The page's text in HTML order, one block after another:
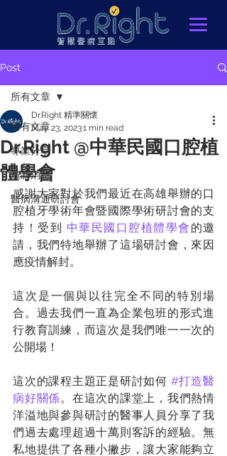
Post
所有文章
專業分享
最新消息
醫病溝通研討會
所有文章
Dr.Right @中華民國口腔植
體學會
Dr.Right 精準關懷
May 23, 20231 min read
感謝大家對於我們最近在高雄舉辦的口
腔植牙學術年會暨國際學術研討會的支
持！受到 中華民國口腔植體學會 的邀
請，我們特地舉辦了這場研討會，來因
應疫情解封。
這次是一個與以往完全不同的特別場
合。過去我們一直為企業包班的形式進
行教育訓練，而這次是我們唯一一次的
公開場！
這次的課程主題正是研討如何 #打造醫
病好關係。在這次的課堂上，我們熱情
洋溢地與參與研討的醫事人員分享了我
們過去處理超過十萬則客訴的經驗。無
私地提供了各種小撇步，讓大家能夠立